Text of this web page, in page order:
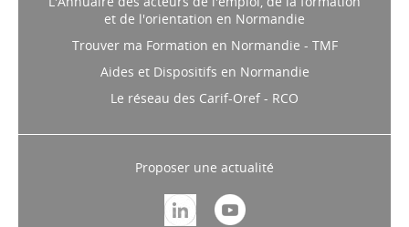
et de l'orientation en Normandie
Trouver ma Formation en Normandie - TMF
Aides et Dispositifs en Normandie
Le réseau des Carif-Oref - RCO
Proposer une actualité